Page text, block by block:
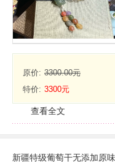
原价: 3300.00元
特价: 3300元
查看全文
新疆特级葡萄干无添加原